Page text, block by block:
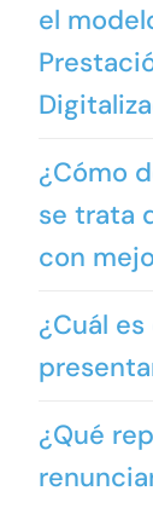
el
¿Cómo
se trata
con
¿Cuál
¿Qué